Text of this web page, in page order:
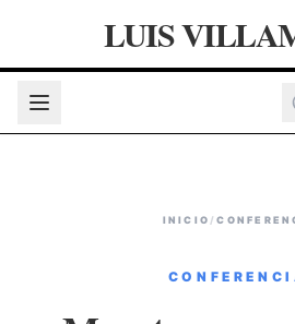
LUIS
INICIO /